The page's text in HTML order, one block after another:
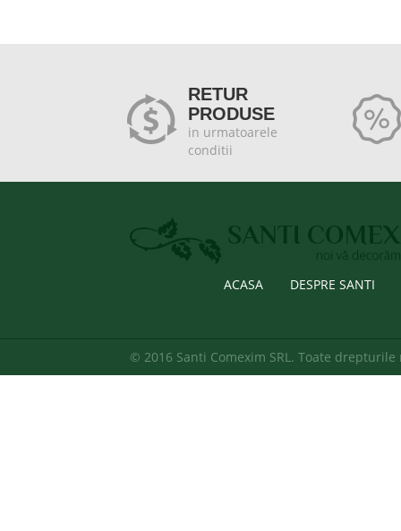
RETUR
PRODUSE
in urmatoarele
conditii
ACASA DESPRE SANTI
© 2016 Santi Comexim SRL. Toate drepturile